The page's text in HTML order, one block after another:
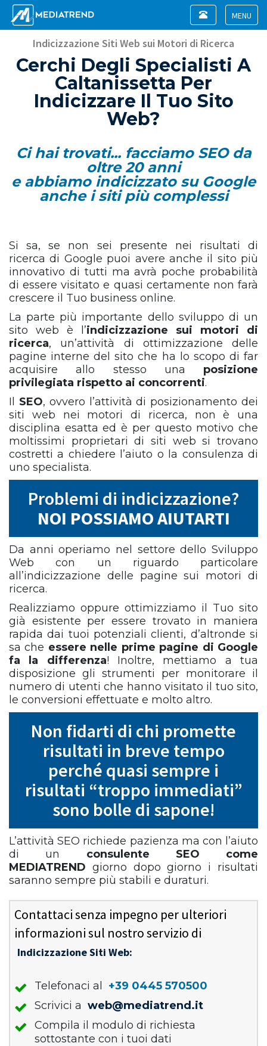
Toggle
Toggle
navigation
Indicizzazione Siti Web sui Motori di Ricerca
Cerchi Degli Specialisti A
Caltanissetta Per
Indicizzare Il Tuo Sito
Web?
Ci hai trovati... facciamo SEO da
oltre 20 anni
e abbiamo indicizzato su Google
anche i siti più complessi
Si sa, se non sei presente nei risultati di
ricerca di Google puoi avere anche il sito più
innovativo di tutti ma avrà poche probabilità
di essere visitato e quasi certamente non farà
crescere il Tuo business online.
La parte più importante dello sviluppo di un
sito web è l’indicizzazione sui motori di
ricerca, un’attività di ottimizzazione delle
pagine interne del sito che ha lo scopo di far
acquisire allo stesso una posizione
privilegiata rispetto ai concorrenti.
Il SEO, ovvero l’attività di posizionamento dei
siti web nei motori di ricerca, non è una
disciplina esatta ed è per questo motivo che
moltissimi proprietari di siti web si trovano
costretti a chiedere l’aiuto o la consulenza di
uno specialista.
Problemi di indicizzazione?
NOI POSSIAMO AIUTARTI
Da anni operiamo nel settore dello Sviluppo
Web con un riguardo particolare
all’indicizzazione delle pagine sui motori di
ricerca.
Realizziamo oppure ottimizziamo il Tuo sito
già esistente per essere trovato in maniera
rapida dai tuoi potenziali clienti, d’altronde si
sa che essere nelle prime pagine di Google
fa la differenza! Inoltre, mettiamo a tua
disposizione gli strumenti per monitorare il
numero di utenti che hanno visitato il tuo sito,
le conversioni effettuate e molto altro.
Non fidarti di chi promette
risultati in breve tempo
perché quasi sempre i
risultati “troppo immediati”
sono bolle di sapone!
L’attività SEO richiede pazienza ma con l’aiuto
di un consulente SEO come
MEDIATREND giorno dopo giorno i risultati
saranno sempre più stabili e duraturi.
Contattaci senza impegno per ulteriori
informazioni sul nostro servizio di
Indicizzazione Siti Web:
Telefonaci al
+39 0445 570500
Scrivici a web@mediatrend.it
Compila il modulo di richiesta
sottostante con i tuoi dati